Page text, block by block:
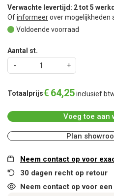
Verwachte levertijd: 2 tot 5
Ofinformeerover mogelijkheden
Voldoende voorraad
Aantal st.
Totaalprijs€ 64,25inclusief
Voeg toe aan
Plan
Neem contact op voor
30 dagen recht op retour
Neem contact op voor